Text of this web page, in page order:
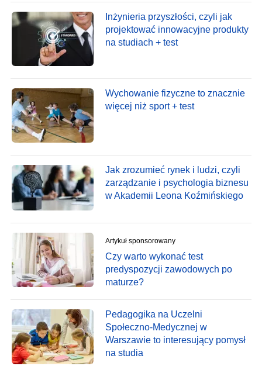
Inżynieria przyszłości, czyli jak
projektować innowacyjne produkty
na studiach + test
Wychowanie fizyczne to znacznie
więcej niż sport + test
Jak zrozumieć rynek i ludzi, czyli
zarządzanie i psychologia biznesu
w Akademii Leona Koźmińskiego
Artykuł sponsorowany
Czy warto wykonać test
predyspozycji zawodowych po
maturze?
Pedagogika na Uczelni
Społeczno-Medycznej w
Warszawie to interesujący pomysł
na studia